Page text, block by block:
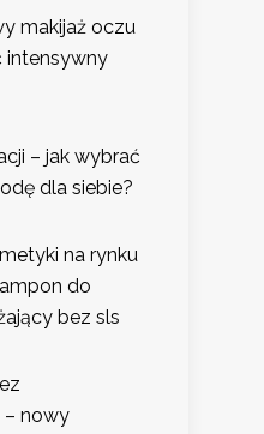
makijaż oczu
intensywny
– jak wybrać
dla siebie?
na rynku
do
bez sls
– nowy